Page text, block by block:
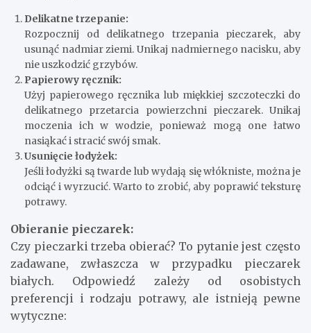
Delikatne trzepanie:
Rozpocznij od delikatnego trzepania pieczarek, aby
usunąć nadmiar ziemi. Unikaj nadmiernego nacisku, aby
nie uszkodzić grzybów.
Papierowy ręcznik:
Użyj papierowego ręcznika lub miękkiej szczoteczki do
delikatnego przetarcia powierzchni pieczarek. Unikaj
moczenia ich w wodzie, ponieważ mogą one łatwo
nasiąkać i stracić swój smak.
Usunięcie łodyżek:
Jeśli łodyżki są twarde lub wydają się włókniste, można je
odciąć i wyrzucić. Warto to zrobić, aby poprawić teksturę
potrawy.
Obieranie pieczarek:
Czy pieczarki trzeba obierać? To pytanie jest często
zadawane, zwłaszcza w przypadku pieczarek
białych. Odpowiedź zależy od osobistych
preferencji i rodzaju potrawy, ale istnieją pewne
wytyczne: